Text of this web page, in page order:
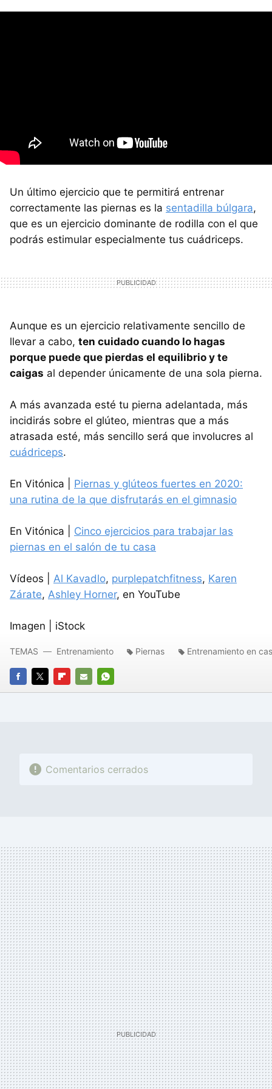
Un último ejercicio que te permitirá entrenar
correctamente las piernas es la sentadilla búlgara,
que es un ejercicio dominante de rodilla con el que
podrás estimular especialmente tus cuádriceps.
Aunque es un ejercicio relativamente sencillo de
llevar a cabo, ten cuidado cuando lo hagas
porque puede que pierdas el equilibrio y te
caigas al depender únicamente de una sola pierna.
A más avanzada esté tu pierna adelantada, más
incidirás sobre el glúteo, mientras que a más
atrasada esté, más sencillo será que involucres al
cuádriceps.
En Vitónica | Piernas y glúteos fuertes en 2020:
una rutina de la que disfrutarás en el gimnasio
En Vitónica | Cinco ejercicios para trabajar las
piernas en el salón de tu casa
Vídeos | Al Kavadlo, purplepatchfitness, Karen
Zárate, Ashley Horner, en YouTube
Imagen | iStock
FACEBOOK
TWITTERFLIPBOARD
E-
WHATSAPP
TEMAS Entrenamiento Piernas Entrenamiento en
Comentarios cerrados